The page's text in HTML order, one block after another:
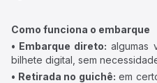
Como funciona o embarque
• Embarque direto: algumas
bilhete digital, sem
• Retirada no guichê: em